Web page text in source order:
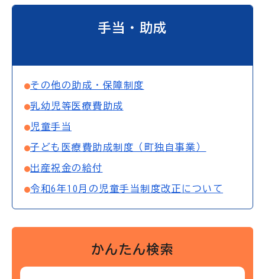
手当・助成
その他の助成・保障制度
乳幼児等医療費助成
児童手当
子ども医療費助成制度（町独自事業）
出産祝金の給付
令和6年10月の児童手当制度改正について
かんたん検索